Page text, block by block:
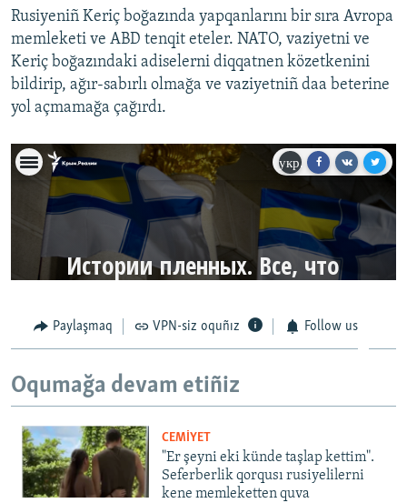
Rusiyeniñ Keriç boğazında yapqanlarını bir sıra Avropa
memleketi ve ABD tenqit eteler. NATO, vaziyetni ve
Keriç boğazındaki adiselerni diqqatnen közetkenini
bildirip, ağır-sabırlı olmağa ve vaziyetniñ daa beterine
yol açmamağa çağırdı.
Paylaşmaq VPN-siz oquñız Follow us
Oqumağa devam etiñiz
CEMİYET
"Er şeyni eki künde taşlap kettim".
Seferberlik qorqusı rusiyelilerni
kene memleketten quva